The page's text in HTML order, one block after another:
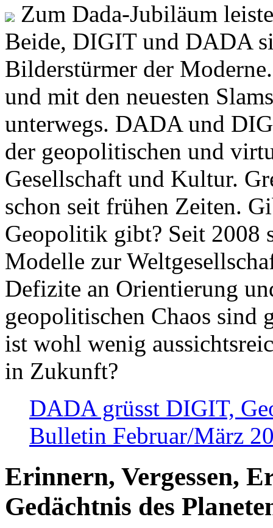
Zum Dada-Jubiläum
Beide, DIGIT und DADA
Bilderstürmer der
und mit den neuesten
unterwegs. DADA und
der geopolitischen und
Gesellschaft und Kultur.
schon seit frühen Zeiten.
Geopolitik gibt? Seit 2008
Modelle zur
Defizite an Orientierung
geopolitischen Chaos sind
ist wohl wenig
in Zukunft?
DADA grüsst DIGIT,
Bulletin Februar/März
Erinnern, Vergessen,
Gedächtnis des